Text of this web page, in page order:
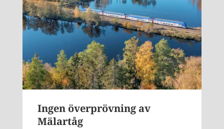
Ingen överprövning av
Mälartåg